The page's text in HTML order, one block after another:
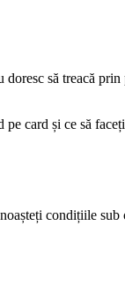
să treacă
card și ce să
condițiile sub